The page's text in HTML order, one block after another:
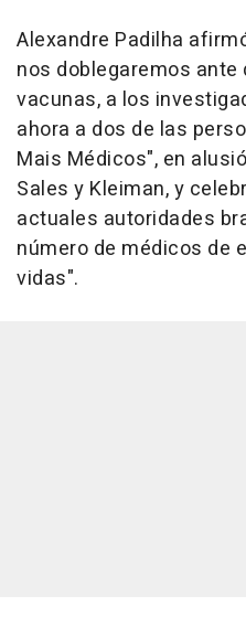
Alexandre Padilha
nos doblegaremos
vacunas, a los
ahora a dos de las
Mais Médicos", en
Sales y Kleiman, y
actuales autoridades
número de médicos de
vidas".